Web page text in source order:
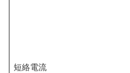
短絡電流